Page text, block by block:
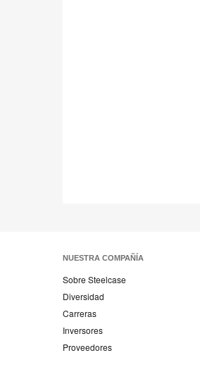
NUESTRA COMPAÑÍA
Sobre Steelcase
Diversidad
Carreras
Inversores
Proveedores